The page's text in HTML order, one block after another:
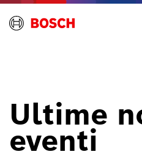
Ultime
eventi